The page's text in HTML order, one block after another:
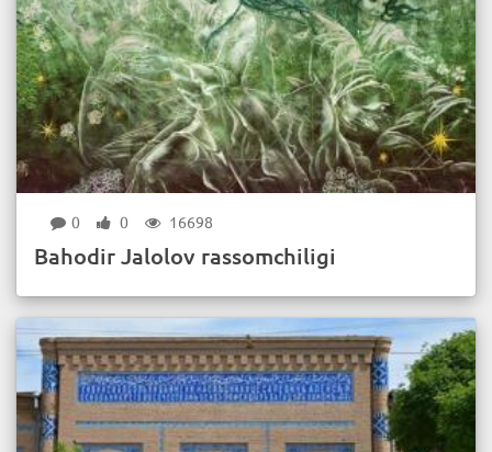
0 0 16698
Bahodir Jalolov rassomchiligi